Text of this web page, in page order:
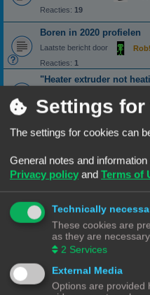
Reacties: 19
Boren in 2020 profielen
Laatste bericht door
Reacties: 1
"Heater extruder not
Reacties:
Ombouw Ender 5+ naar
Reacties: 15
Heatbed verplaatsen met
Laatste bericht door
Reacties:12
32 bit besturing - wat is
Laatste bericht door
Reacties:
Bouw kit LDO voron 2.4
Settings for
The settings for cookies can
General notes and
Privacy policy and Terms of
Technically
These cookies are
as they are
2 Services
External Media
Options are provided